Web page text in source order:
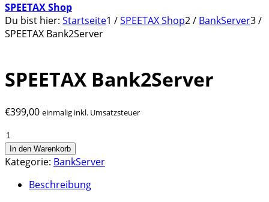
SPEETAX Shop
Du bist hier: Startseite1 /SPEETAX Shop2/ BankServer3/
SPEETAX Bank2Server
SPEETAX Bank2Server
€399,00 einmalig inkl. Umsatzsteuer
SPEETAX
Bank2Server
Menge
In den Warenkorb
Kategorie: BankServer
Beschreibung